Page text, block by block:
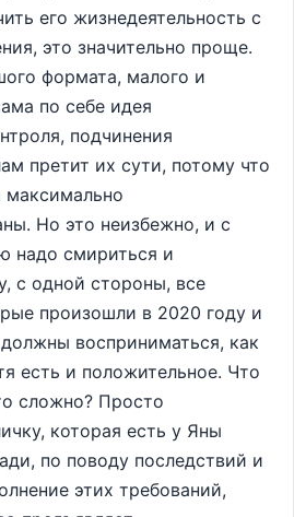
его жизнедеятельность с
это значительно проще.
формата, малого и
по себе идея
подчинения
претит их сути, потому что
максимально
Но это неизбежно, и с
надо смириться и
с одной стороны, все
произошли в 2020 году и
восприниматься, как
есть и положительное. Что
сложно? Просто
которая есть у Яны
по поводу последствий и
этих требований,